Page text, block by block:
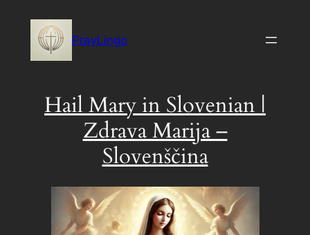
content
PrayLingo
Hail Mary in Slovenian |
Zdrava Marija –
Slovenščina